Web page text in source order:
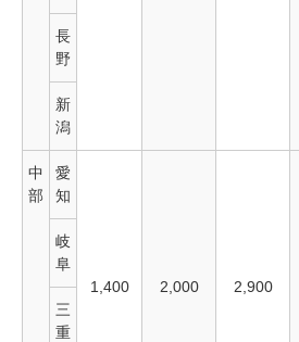
長
野
新
潟
中
部
愛
知
1,400 2,000 2,900
岐
阜
三
重